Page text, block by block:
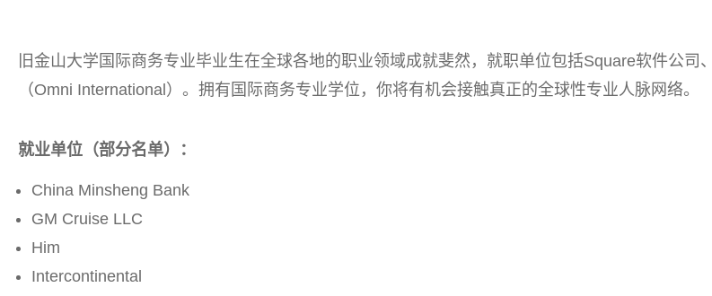
旧金山大学国际商务专业毕业生在全球各地的职业领域成就斐然，就职单位包括Square软件公
（Omni International）。 拥有国际商务专业学位，你将有机会接触真正的全球性专业人脉网络。
就业单位（部分名单）：
China Minsheng Bank
GM Cruise LLC
Him
Intercontinental